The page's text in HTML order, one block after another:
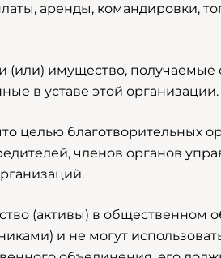
аренды, командировки,
(или) имущество,
в уставе этой организации.
целью благотворительных
членов органов
(активы) в общественном
и не могут